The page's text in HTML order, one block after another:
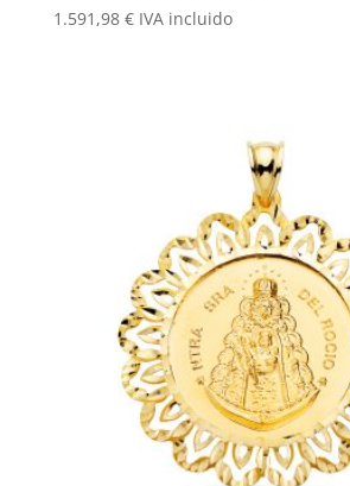
1.591,98 € IVA incluido